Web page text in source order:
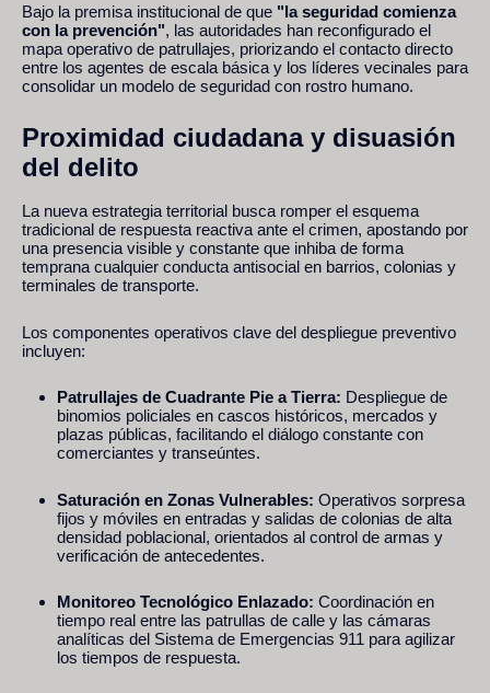
Bajo la premisa institucional de que "la seguridad comienza
con la prevención", las autoridades han reconfigurado el
mapa operativo de patrullajes, priorizando el contacto directo
entre los agentes de escala básica y los líderes vecinales para
consolidar un modelo de seguridad con rostro humano.
Proximidad ciudadana y disuasión
del delito
La nueva estrategia territorial busca romper el esquema
tradicional de respuesta reactiva ante el crimen, apostando por
una presencia visible y constante que inhiba de forma
temprana cualquier conducta antisocial en barrios, colonias y
terminales de transporte.
Los componentes operativos clave del despliegue preventivo
incluyen:
Patrullajes de Cuadrante Pie a Tierra: Despliegue de
binomios policiales en cascos históricos, mercados y
plazas públicas, facilitando el diálogo constante con
comerciantes y transeúntes.
Saturación en Zonas Vulnerables: Operativos sorpresa
fijos y móviles en entradas y salidas de colonias de alta
densidad poblacional, orientados al control de armas y
verificación de antecedentes.
Monitoreo Tecnológico Enlazado: Coordinación en
tiempo real entre las patrullas de calle y las cámaras
analíticas del Sistema de Emergencias 911 para agilizar
los tiempos de respuesta.